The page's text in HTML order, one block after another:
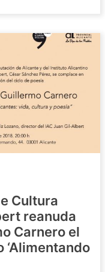
Cultura
reanuda
Carnero el